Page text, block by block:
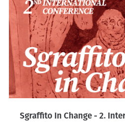
Sgraffito In Change - 2.